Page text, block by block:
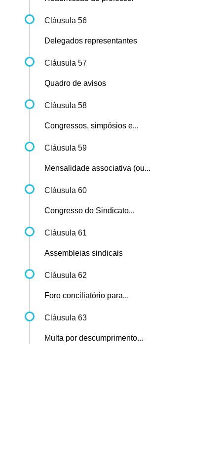
Cláusula 56
Delegados representantes
Cláusula 57
Quadro de avisos
Cláusula 58
Congressos, simpósios e...
Cláusula 59
Mensalidade associativa (ou...
Cláusula 60
Congresso do Sindicato...
Cláusula 61
Assembleias sindicais
Cláusula 62
Foro conciliatório para...
Cláusula 63
Multa por descumprimento...